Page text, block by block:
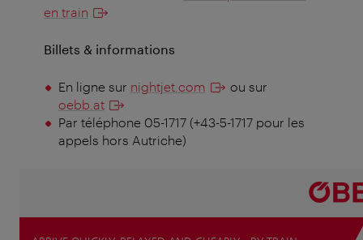
en train
Billets & informations
En ligne sur nightjet.com
ou sur
oebb.at
Par téléphone 05-1717 (+43-5-1717 pour les
appels hors Autriche)